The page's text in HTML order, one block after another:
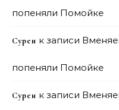
попеняли Помойке
Сурен к записи
попеняли Помойке
Сурен к записи